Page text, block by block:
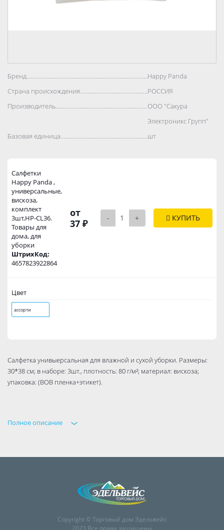
Бренд..................................................................................Happy Panda
Страна происхождения..................................................................................
РОССИЯ
Производитель..................................................................................
ООО "Сакура
Электроникс Групп"
Базовая единица..................................................................................
шт
Салфетки
Happy Panda ,
универсальные,
вискоза,
комплект
3шт,HP-CL36.
Товары для
дома, для
уборки
ШтрихКод:
4657823922864
от
37 ₽
- + КУПИТЬ
Цвет
ассорти
Салфетка унивыерсальная для влажной и сухой уборки. Размеры:
30*38 см; в наборе: 3шт., плотность: 80 г/м²; материал: вискоза;
упаковка: (ВОВ пленка+этикет).
Полное описание
Copyright © Торговый дом Эдельвейс
2023 Все права защищены